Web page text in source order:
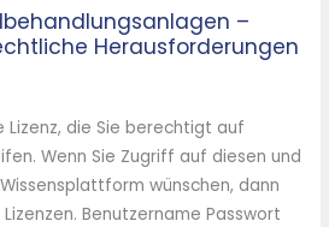
–
Herausforderungen
Lizenz, die Sie berechtigt auf
Wenn Sie Zugriff auf diesen und
wünschen, dann
Benutzername Passwort